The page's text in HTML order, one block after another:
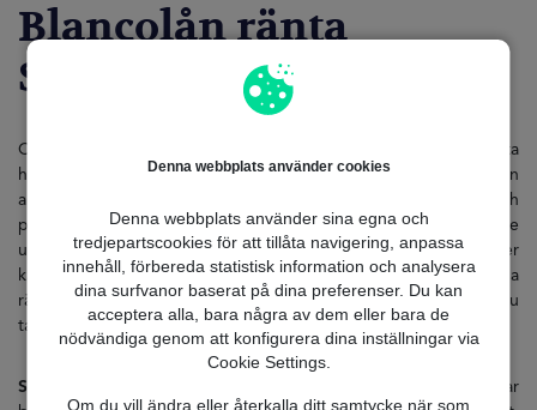
Denna webbplats använder cookies
Denna webbplats använder sina egna och
tredjepartscookies för att tillåta navigering, anpassa
innehåll, förbereda statistisk information och analysera
dina surfvanor baserat på dina preferenser. Du kan
acceptera alla, bara några av dem eller bara de
nödvändiga genom att konfigurera dina inställningar via
Cookie Settings.
Om du vill ändra eller återkalla ditt samtycke när som
Blancolån ränta
Swedbank
Om du letar efter exakt information om Swedbank blancolån ränta
har du kommit till rätt ställe. Denna typ av blancolån har blivit en
allt vanligare lösning för dem som behöver omedelbar och
problemfri likviditet. Oavsett om det gäller att täcka oväntade
utgifter, finansiera ett personligt projekt eller konsolidera skulder
kan ett blancolån hjälpa till. Nyckeln är dock att få bästa möjliga
ränta, eftersom detta avgör den totala kostnaden för det lån du
tar.
Swedbank Blancolån Ränta är personligt anpassad:
den varierar